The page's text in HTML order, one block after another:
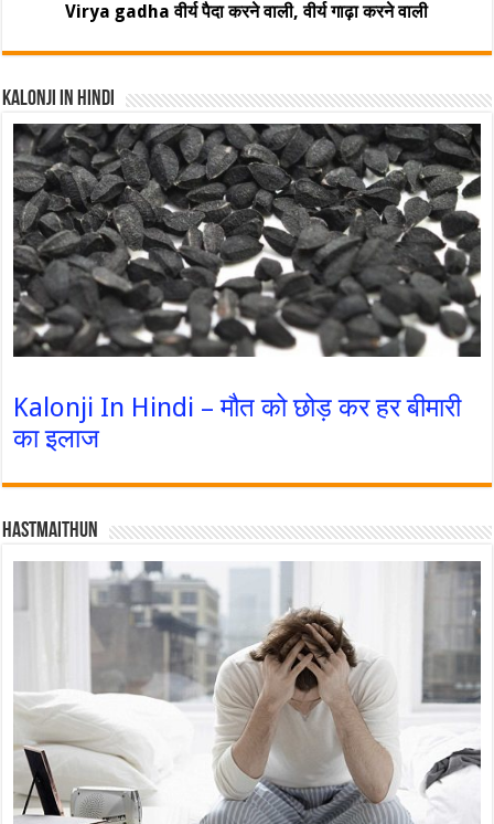
Virya gadha वीर्य पैदा करने वाली, वीर्य गाढ़ा करने वाली
Kalonji In Hindi
Kalonji In Hindi – मौत को छोड़ कर हर बीमारी
का इलाज
Hastmaithun